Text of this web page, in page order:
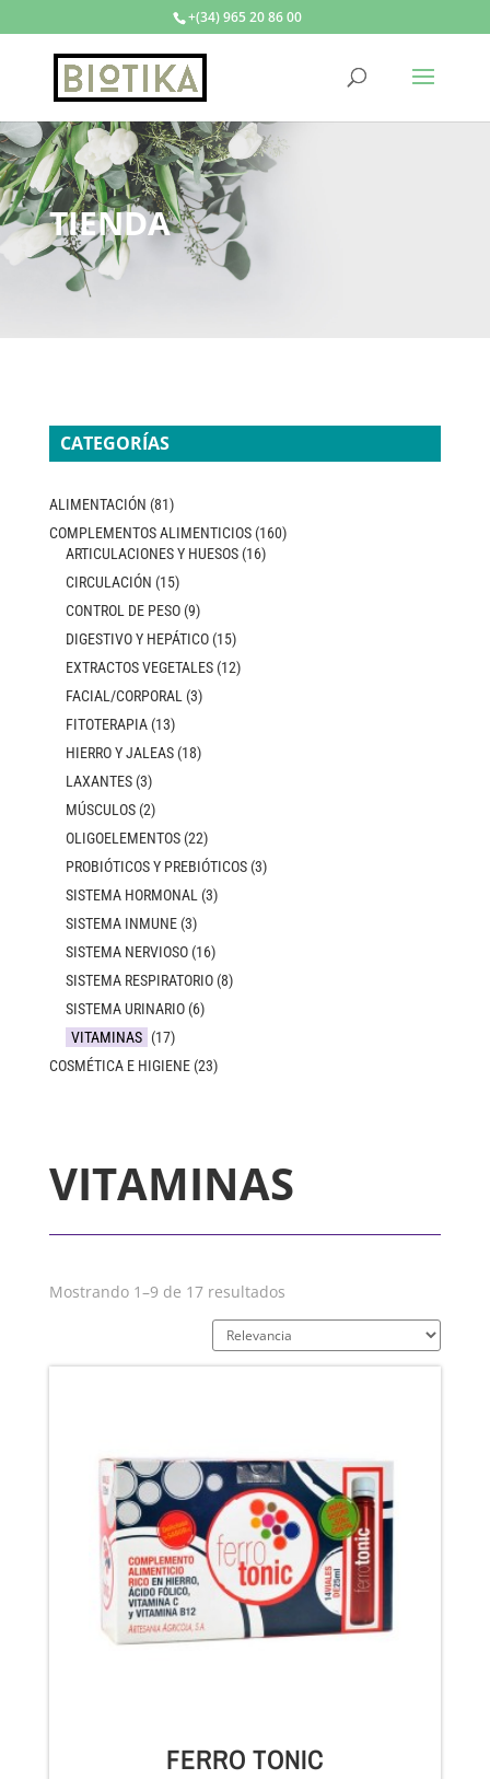
+(34) 965 20 86 00
TIENDA
CATEGORÍAS
ALIMENTACIÓN (81)
COMPLEMENTOS ALIMENTICIOS (160)
ARTICULACIONES Y HUESOS (16)
CIRCULACIÓN (15)
CONTROL DE PESO (9)
DIGESTIVO Y HEPÁTICO (15)
EXTRACTOS VEGETALES (12)
FACIAL/CORPORAL (3)
FITOTERAPIA (13)
HIERRO Y JALEAS (18)
LAXANTES (3)
MÚSCULOS (2)
OLIGOELEMENTOS (22)
PROBIÓTICOS Y PREBIÓTICOS (3)
SISTEMA HORMONAL (3)
SISTEMA INMUNE (3)
SISTEMA NERVIOSO (16)
SISTEMA RESPIRATORIO (8)
SISTEMA URINARIO (6)
VITAMINAS (17)
COSMÉTICA E HIGIENE (23)
VITAMINAS
Mostrando 1–9 de 17 resultados
FERRO TONIC